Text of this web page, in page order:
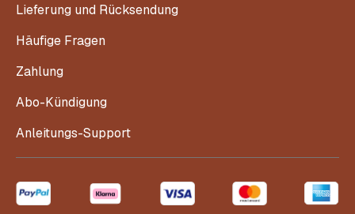
Lieferung und Rücksendung
Häufige Fragen
Zahlung
Abo-Kündigung
Anleitungs-Support